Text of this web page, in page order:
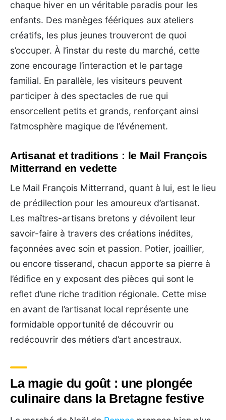
chaque hiver en un véritable paradis pour les
enfants. Des manèges féériques aux ateliers
créatifs, les plus jeunes trouveront de quoi
s’occuper. À l’instar du reste du marché, cette
zone encourage l’interaction et le partage
familial. En parallèle, les visiteurs peuvent
participer à des spectacles de rue qui
ensorcellent petits et grands, renforçant ainsi
l’atmosphère magique de l’événement.
Artisanat et traditions : le Mail François
Mitterrand en vedette
Le Mail François Mitterrand, quant à lui, est le lieu
de prédilection pour les amoureux d’artisanat.
Les maîtres-artisans bretons y dévoilent leur
savoir-faire à travers des créations inédites,
façonnées avec soin et passion. Potier, joaillier,
ou encore tisserand, chacun apporte sa pierre à
l’édifice en y exposant des pièces qui sont le
reflet d’une riche tradition régionale. Cette mise
en avant de l’artisanat local représente une
formidable opportunité de découvrir ou
redécouvrir des métiers d’art ancestraux.
La magie du goût : une plongée
culinaire dans la Bretagne festive